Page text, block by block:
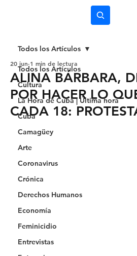
Todos los Artículos
Cultura
La Hora de Cuba | Última hora
Cuba
Camagüey
Arte
Coronavirus
Crónica
Derechos Humanos
Economía
Feminicidio
Entrevistas
Todos los Artículos
ALINA BÁRBARA,
POR HACER LO
CADA 18:
20 jun 1 min de lectura